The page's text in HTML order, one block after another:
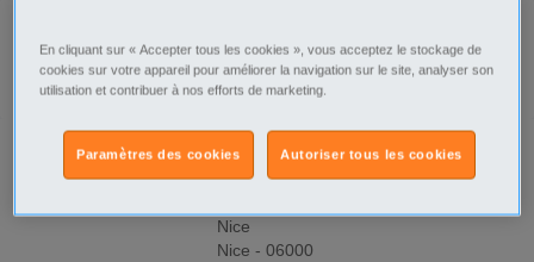
650€
Ville/Code postal
Provence-Alpes-Côte d'Azur
Nice
Nice - 06000
Signaler cette annonce
En cliquant sur « Accepter tous les cookies », vous acceptez le stockage de
cookies sur votre appareil pour améliorer la navigation sur le site, analyser son
utilisation et contribuer à nos efforts de marketing.
Autoriser tous les cookies
Paramètres des cookies